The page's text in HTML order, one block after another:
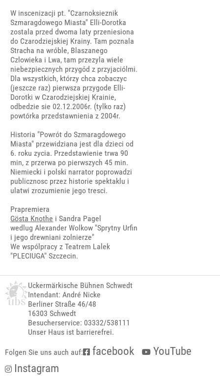
W inscenizacji pt. "Czarnoksieznik
Szmaragdowego Miasta" Elli-Dorotka
zostala przed dwoma laty przeniesiona
do Czarodziejskiej Krainy. Tam poznala
Stracha na wróble, Blaszanego
Czlowieka i Lwa, tam przezyla wiele
niebezpiecznych przygód z przyjaciólmi.
Dla wszystkich, którzy chca zobaczyc
(jeszcze raz) pierwsza przygode Elli-
Dorotki w Czarodziejskiej Krainie,
odbedzie sie 02.12.2006r. (tylko raz)
powtórka przedstawnienia z 2004r.
Historia "Powrót do Szmaragdowego
Miasta" przewidziana jest dla dzieci od
6. roku zycia. Przedstawienie trwa 90
min, z przerwa po pierwszych 45 min.
Niemiecki i polski narrator poprowadzi
publicznosc przez historie spektaklu i
ulatwi zrozumienie jego tresci.
Prapremiera
Gösta Knothe i Sandra Pagel
wedlug Alexander Wolkow "Sprytny Urfin
i jego drewniani zolnierze"
We wspólpracy z Teatrem Lalek
"PLECIUGA" Szczecin.
Uckermärkische Bühnen Schwedt
Intendant: André Nicke
Berliner Straße 46/48
16303 Schwedt
Besucherservice: 03332/538111
Unser Haus ist barrierefrei.
Folgen Sie uns auch auf: facebook
YouTube
Instagram